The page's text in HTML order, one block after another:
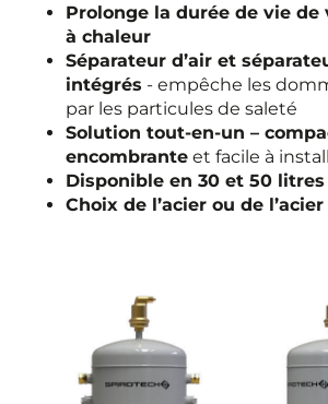
Prolonge la durée de vie de
à chaleur
Séparateur d’air et
intégrés - empêche les
par les particules de saleté
Solution tout-en-un –
encombrante et facile à
Disponible en 30 et 50 litres
Choix de l’acier ou de